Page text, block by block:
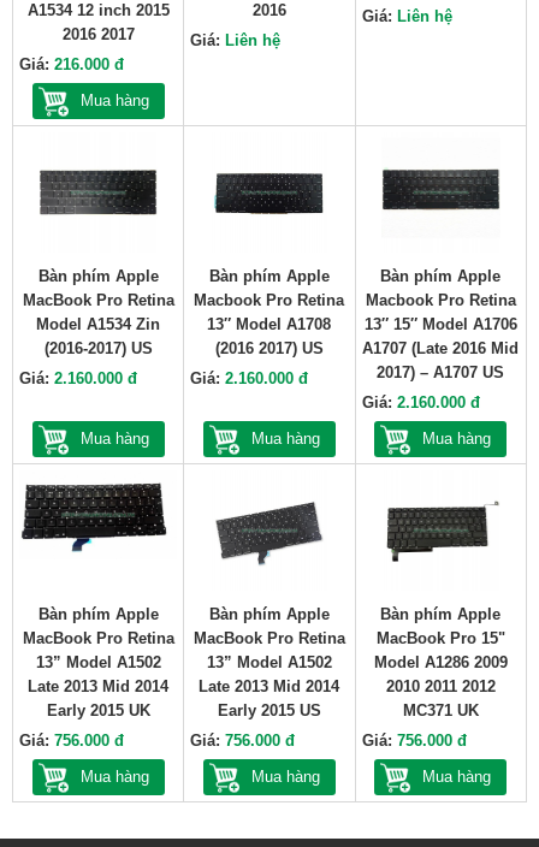
A1534 12 inch 2015
2016 2017
Giá: 216.000 đ
Mua hàng
2016
Giá: Liên hệ
Giá: Liên hệ
Bàn phím Apple
MacBook Pro Retina
Model A1534 Zin
(2016-2017) US
Giá: 2.160.000 đ
Mua hàng
Bàn phím Apple
Macbook Pro Retina
13″ Model A1708
(2016 2017) US
Giá:2.160.000 đ
Mua hàng
Bàn phím Apple
Macbook Pro Retina
13″ 15″ Model A1706
A1707 (Late 2016 Mid
2017) – A1707 US
Giá: 2.160.000 đ
Mua hàng
Bàn phím Apple
MacBook Pro Retina
13” Model A1502
Late 2013 Mid 2014
Early 2015 UK
Giá: 756.000 đ
Mua hàng
Bàn phím Apple
MacBook Pro Retina
13” Model A1502
Late 2013 Mid 2014
Early 2015 US
Giá:756.000 đ
Mua hàng
Bàn phím Apple
MacBook Pro 15"
Model A1286 2009
2010 2011 2012
MC371 UK
Giá: 756.000 đ
Mua hàng